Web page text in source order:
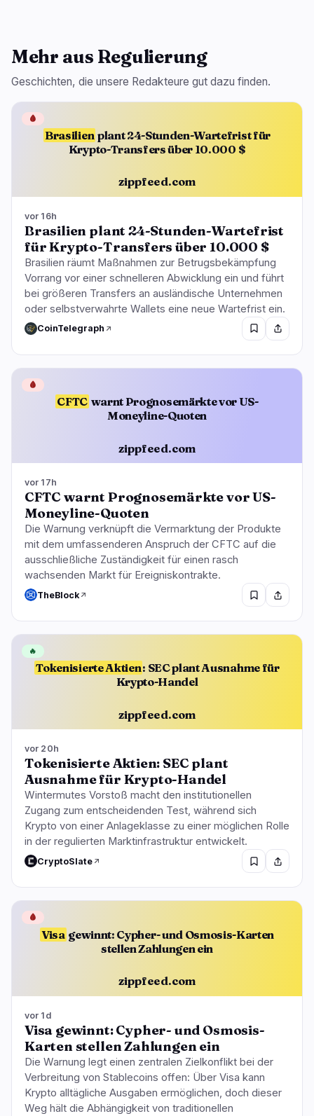
Mehr aus Regulierung
Geschichten, die unsere Redakteure gut dazu finden.
Brasilien plant 24-Stunden-Wartefrist für
Krypto-Transfers über 10.000 $
zippfeed.com
🩸
vor 16h
Brasilien plant 24-Stunden-Wartefrist
für Krypto-Transfers über 10.000 $
Brasilien räumt Maßnahmen zur Betrugsbekämpfung
Vorrang vor einer schnelleren Abwicklung ein und führt
bei größeren Transfers an ausländische Unternehmen
oder selbstverwahrte Wallets eine neue Wartefrist ein.
CoinTelegraph
CFTC warnt Prognosemärkte vor US-
Moneyline-Quoten
zippfeed.com
🩸
vor 17h
CFTC warnt Prognosemärkte vor US-
Moneyline-Quoten
Die Warnung verknüpft die Vermarktung der Produkte
mit dem umfassenderen Anspruch der CFTC auf die
ausschließliche Zuständigkeit für einen rasch
wachsenden Markt für Ereigniskontrakte.
TheBlock
Tokenisierte Aktien: SEC plant Ausnahme für
Krypto-Handel
zippfeed.com
🔥
vor 20h
Tokenisierte Aktien: SEC plant
Ausnahme für Krypto-Handel
Wintermutes Vorstoß macht den institutionellen
Zugang zum entscheidenden Test, während sich
Krypto von einer Anlageklasse zu einer möglichen Rolle
in der regulierten Marktinfrastruktur entwickelt.
CryptoSlate
Visa gewinnt: Cypher- und Osmosis-Karten
stellen Zahlungen ein
zippfeed.com
🩸
vor 1d
Visa gewinnt: Cypher- und Osmosis-
Karten stellen Zahlungen ein
Die Warnung legt einen zentralen Zielkonflikt bei der
Verbreitung von Stablecoins offen: Über Visa kann
Krypto alltägliche Ausgaben ermöglichen, doch dieser
Weg hält die Abhängigkeit von traditionellen